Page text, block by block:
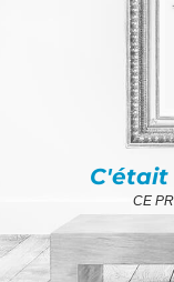
C'était
CE